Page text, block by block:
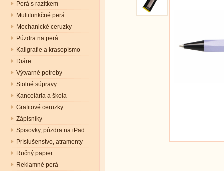
Perá s razítkem
Multifunkčné perá
Mechanické ceruzky
Púzdra na perá
Kaligrafie a krasopísmo
Diáre
Výtvarné potreby
Stolné súpravy
Kancelária a škola
Grafitové ceruzky
Zápisníky
Spisovky, púzdra na iPad
Príslušenstvo, atramenty
Ručný papier
Reklamné perá